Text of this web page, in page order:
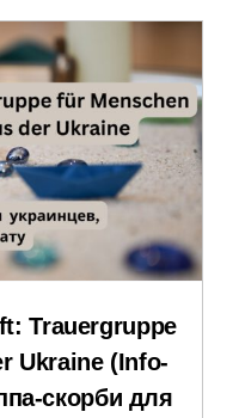
Trauergruppe
Ukraine (Info-
скорби для